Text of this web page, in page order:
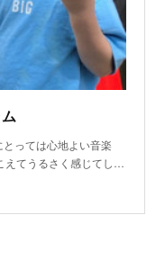
っては心地よい音楽
えてうるさく感じてし…